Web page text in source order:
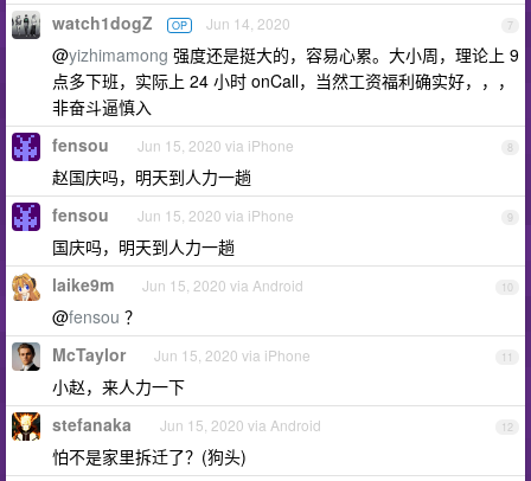
7
watch1dogZ OP Jun 14, 2020
@yizhimamong 强度还是挺大的，容易心累。大小周，理论上 9
点多下班，实际上 24 小时 onCall，当然工资福利确实好，，，
非奋斗逼慎入
8
fensou Jun 15, 2020 via iPhone
赵国庆吗，明天到人力一趟
9
fensou Jun 15, 2020 via iPhone
国庆吗，明天到人力一趟
10
laike9m Jun 15, 2020 via Android
@fensou ？
11
McTaylor Jun 15, 2020 via iPhone
小赵，来人力一下
12
stefanaka Jun 15, 2020 via Android
怕不是家里拆迁了？(狗头)